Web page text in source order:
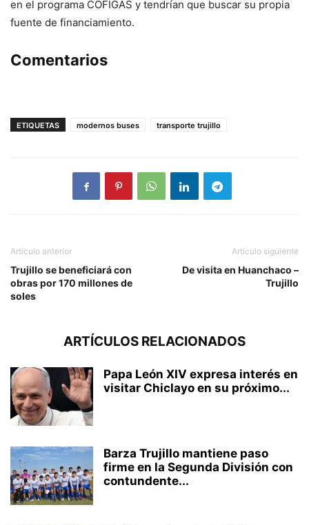
en el programa COFIGAS y tendrían que buscar su propia
fuente de financiamiento.
Comentarios
ETIQUETAS modernos buses transporte trujillo
Artículo anterior
Trujillo se beneficiará con
obras por 170 millones de
soles
Artículo siguiente
De visita en Huanchaco –
Trujillo
ARTÍCULOS RELACIONADOS
Papa León XIV expresa interés en
visitar Chiclayo en su próximo...
Barza Trujillo mantiene paso
firme en la Segunda División con
contundente...